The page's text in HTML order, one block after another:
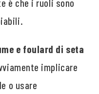
è che i ruoli sono
e foulard di seta
implicare
o usare